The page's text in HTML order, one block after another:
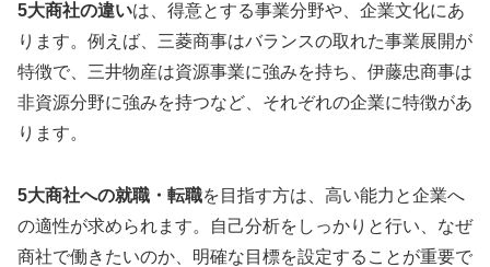
5大商社の違いは、得意とする事業分野や、企業文化にあ
ります。例えば、三菱商事はバランスの取れた事業展開が
特徴で、三井物産は資源事業に強みを持ち、伊藤忠商事は
非資源分野に強みを持つなど、それぞれの企業に特徴があ
ります。
5大商社への就職・転職を目指す方は、高い能力と企業へ
の適性が求められます。自己分析をしっかりと行い、なぜ
商社で働きたいのか、明確な目標を設定することが重要で